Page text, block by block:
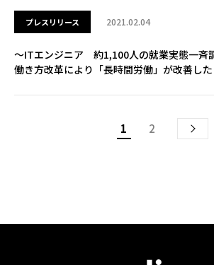
プレスリリース 2021.02.04
～ITエンジニア 約1,100人の就業実態一斉
働き方改革により「長時間労働」が改善し
1 2